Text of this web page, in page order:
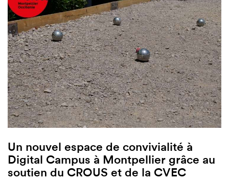
Un nouvel espace de convivialité à
Digital Campus à Montpellier grâce au
soutien du CROUS et de la CVEC